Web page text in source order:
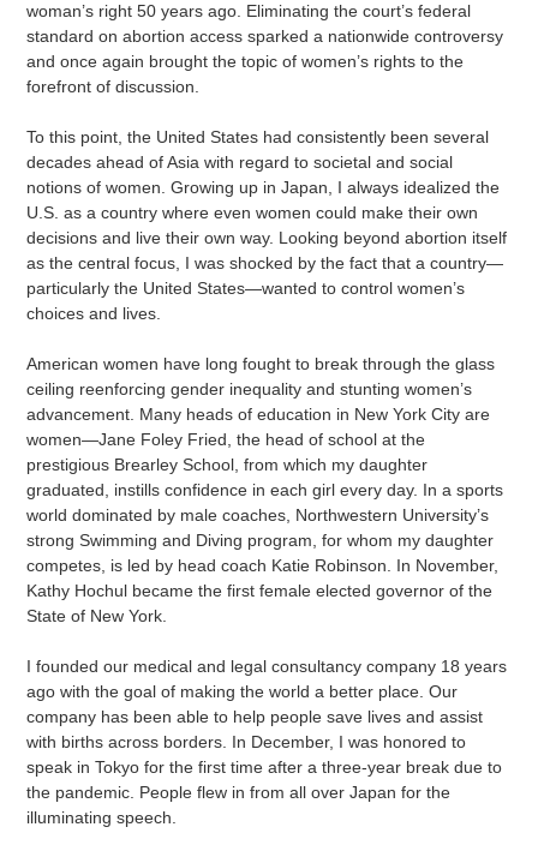
woman’s right 50 years ago. Eliminating the court’s federal
standard on abortion access sparked a nationwide controversy
and once again brought the topic of women’s rights to the
forefront of discussion.
To this point, the United States had consistently been several
decades ahead of Asia with regard to societal and social
notions of women. Growing up in Japan, I always idealized the
U.S. as a country where even women could make their own
decisions and live their own way. Looking beyond abortion itself
as the central focus, I was shocked by the fact that a country—
particularly the United States—wanted to control women’s
choices and lives.
American women have long fought to break through the glass
ceiling reenforcing gender inequality and stunting women’s
advancement. Many heads of education in New York City are
women—Jane Foley Fried, the head of school at the
prestigious Brearley School, from which my daughter
graduated, instills confidence in each girl every day. In a sports
world dominated by male coaches, Northwestern University’s
strong Swimming and Diving program, for whom my daughter
competes, is led by head coach Katie Robinson. In November,
Kathy Hochul became the first female elected governor of the
State of New York.
I founded our medical and legal consultancy company 18 years
ago with the goal of making the world a better place. Our
company has been able to help people save lives and assist
with births across borders. In December, I was honored to
speak in Tokyo for the first time after a three-year break due to
the pandemic. People flew in from all over Japan for the
illuminating speech.